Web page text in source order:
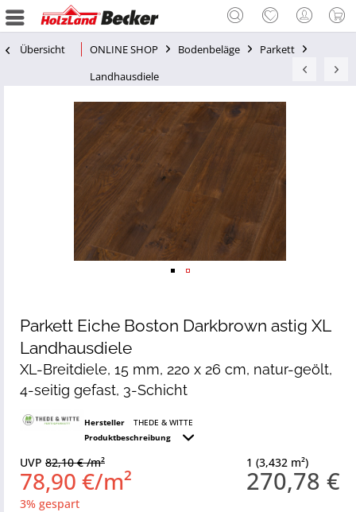
Übersicht ONLINE SHOP Bodenbeläge
Parkett
Landhausdiele
Parkett Eiche Boston Darkbrown astig XL
Landhausdiele
XL-Breitdiele, 15 mm, 220 x 26 cm, natur-geölt,
4-seitig gefast, 3-Schicht
Hersteller
THEDE & WITTE
Produktbeschreibung
1 (3,432 m²)
270,78 €
UVP 82,10 € /m²
78,90 €/m²
3% gespart